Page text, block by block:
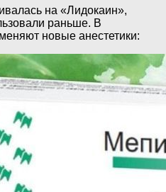
на «Лидокаин»,
раньше. В
новые анестетики: